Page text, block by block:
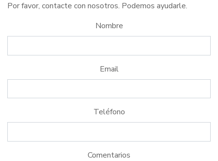
Por favor, contacte con nosotros. Podemos ayudarle.
Nombre
Email
Teléfono
Comentarios